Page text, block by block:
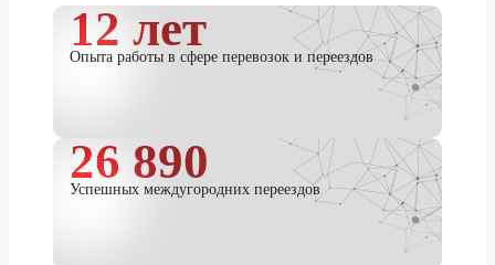
12 лет
Опыта работы в сфере перевозок и переездов
26 890
Успешных междугородних переездов